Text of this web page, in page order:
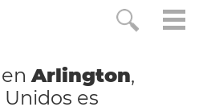
enArlington,
Unidos es